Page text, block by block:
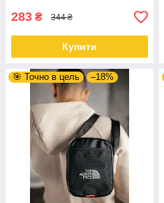
283 ₴ 344 ₴
Купити
🎯 Точно в цель –18%